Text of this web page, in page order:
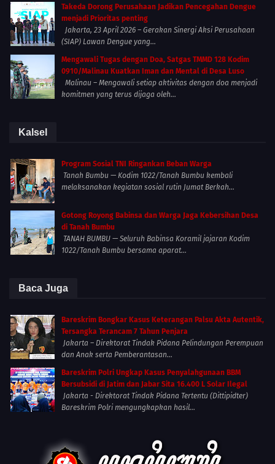
Takeda Dorong Perusahaan Jadikan Pencegahan Dengue
menjadi Prioritas penting
Jakarta, 23 April 2026 – Gerakan Sinergi Aksi Perusahaan
(SIAP) Lawan Dengue yang...
Mengawali Tugas dengan Doa, Satgas TMMD 128 Kodim
0910/Malinau Kuatkan Iman dan Mental di Desa Luso
Malinau – Mengawali setiap aktivitas dengan doa menjadi
komitmen yang terus dijaga oleh...
Kalsel
Program Sosial TNI Ringankan Beban Warga
Tanah Bumbu — Kodim 1022/Tanah Bumbu kembali
melaksanakan kegiatan sosial rutin Jumat Berkah...
Gotong Royong Babinsa dan Warga Jaga Kebersihan Desa
di Tanah Bumbu
TANAH BUMBU — Seluruh Babinsa Koramil jajaran Kodim
1022/Tanah Bumbu bersama aparat...
Baca Juga
Bareskrim Bongkar Kasus Keterangan Palsu Akta Autentik,
Tersangka Terancam 7 Tahun Penjara
Jakarta – Direktorat Tindak Pidana Pelindungan Perempuan
dan Anak serta Pemberantasan...
Bareskrim Polri Ungkap Kasus Penyalahgunaan BBM
Bersubsidi di Jatim dan Jabar Sita 16.400 L Solar Ilegal
Jakarta - Direktorat Tindak Pidana Tertentu (Dittipidter)
Bareskrim Polri mengungkapkan hasil...